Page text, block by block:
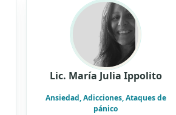
Lic. María Julia Ippolito
Ansiedad, Adicciones, Ataques de
pánico